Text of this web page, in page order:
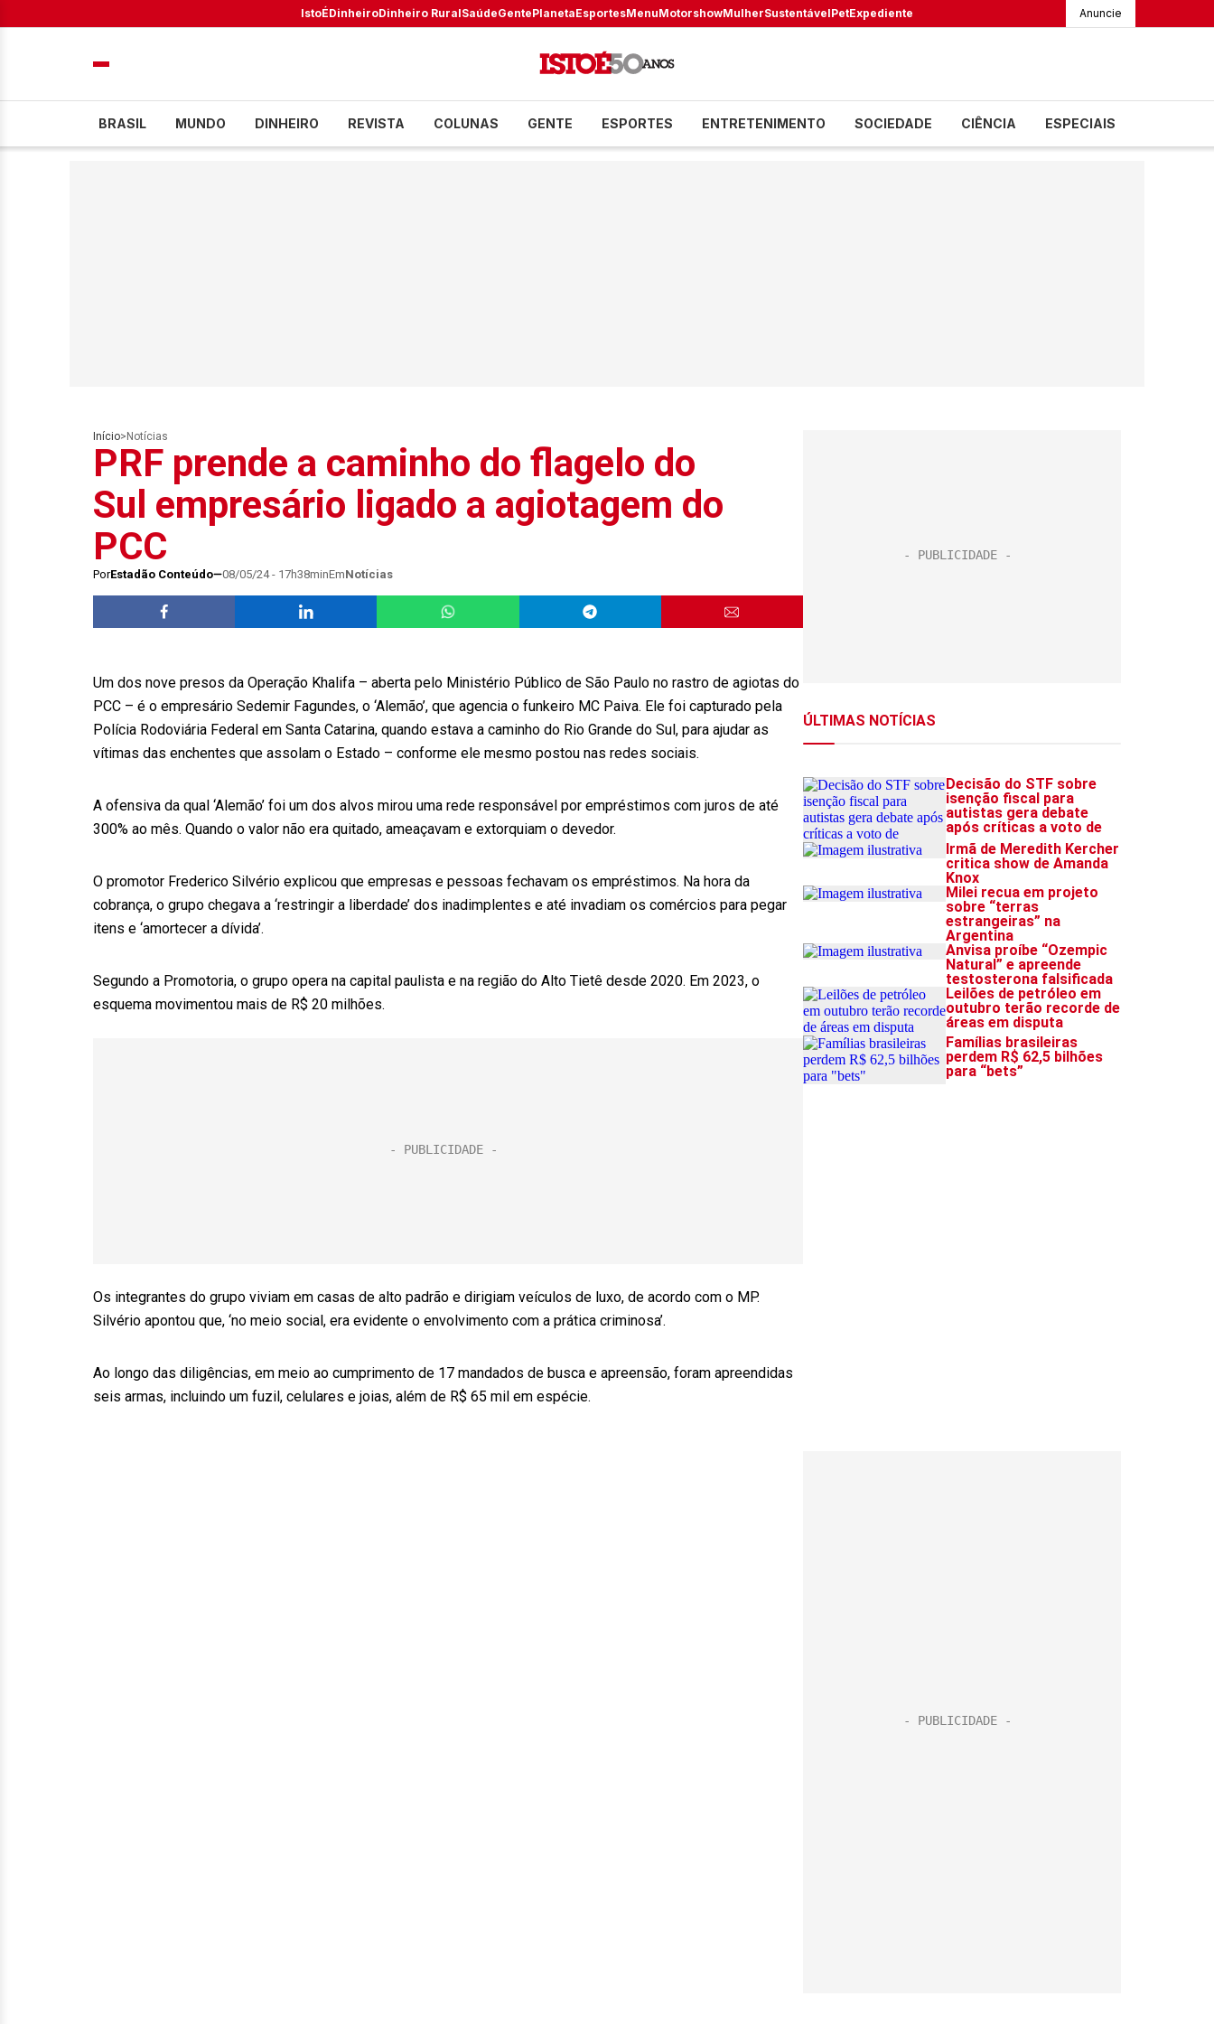
IstoÉDinheiroDinheiro RuralSaúdeGentePlanetaEsportesMenuMotorshowMulherSustentávelPetExpediente Anuncie
BRASIL MUNDO DINHEIRO REVISTA COLUNAS GENTE ESPORTES ENTRETENIMENTO SOCIEDADE CIÊNCIA ESPECIAIS
Início> Notícias
PRF prende a caminho do flagelo do
Sul empresário ligado a agiotagem do
PCC
PorEstadão Conteúdo 08/05/24 - 17h38minEmNotícias
Um dos nove presos da Operação Khalifa – aberta pelo Ministério Público de São Paulo no rastro de agiotas do
PCC – é o empresário Sedemir Fagundes, o ‘Alemão’, que agencia o funkeiro MC Paiva. Ele foi capturado pela
Polícia Rodoviária Federal em Santa Catarina, quando estava a caminho do Rio Grande do Sul, para ajudar as
vítimas das enchentes que assolam o Estado – conforme ele mesmo postou nas redes sociais.
A ofensiva da qual ‘Alemão’ foi um dos alvos mirou uma rede responsável por empréstimos com juros de até
300% ao mês. Quando o valor não era quitado, ameaçavam e extorquiam o devedor.
O promotor Frederico Silvério explicou que empresas e pessoas fechavam os empréstimos. Na hora da
cobrança, o grupo chegava a ‘restringir a liberdade’ dos inadimplentes e até invadiam os comércios para pegar
itens e ‘amortecer a dívida’.
Segundo a Promotoria, o grupo opera na capital paulista e na região do Alto Tietê desde 2020. Em 2023, o
esquema movimentou mais de R$ 20 milhões.
Os integrantes do grupo viviam em casas de alto padrão e dirigiam veículos de luxo, de acordo com o MP.
Silvério apontou que, ‘no meio social, era evidente o envolvimento com a prática criminosa’.
Ao longo das diligências, em meio ao cumprimento de 17 mandados de busca e apreensão, foram apreendidas
seis armas, incluindo um fuzil, celulares e joias, além de R$ 65 mil em espécie.